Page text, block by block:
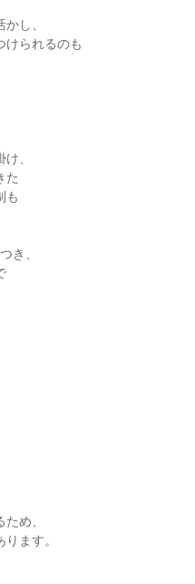
し、
けられるのも
、
た
も
き、
め、
ます。